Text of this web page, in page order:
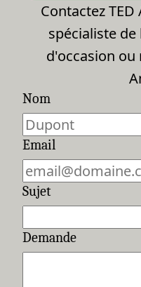
Contactez
spécialiste
d'occasion ou
Nom
Email
Sujet
Demande